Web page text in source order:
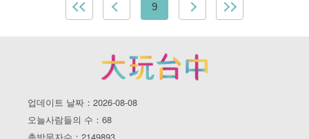
9
업데이트 날짜：2026-08-08
오늘사람들의 수：68